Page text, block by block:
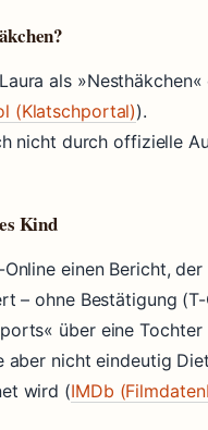
als
(Klatschportal)).
nicht durch offizielle
Kind
einen Bericht,
– ohne Bestätigung (T-
über eine Tochter
aber nicht eindeutig
wird (IMDb